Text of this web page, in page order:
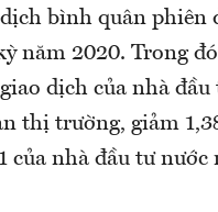
bình quân phiên
năm 2020. Trong
dịch của nhà
thị trường, giảm
nhà đầu tư nước